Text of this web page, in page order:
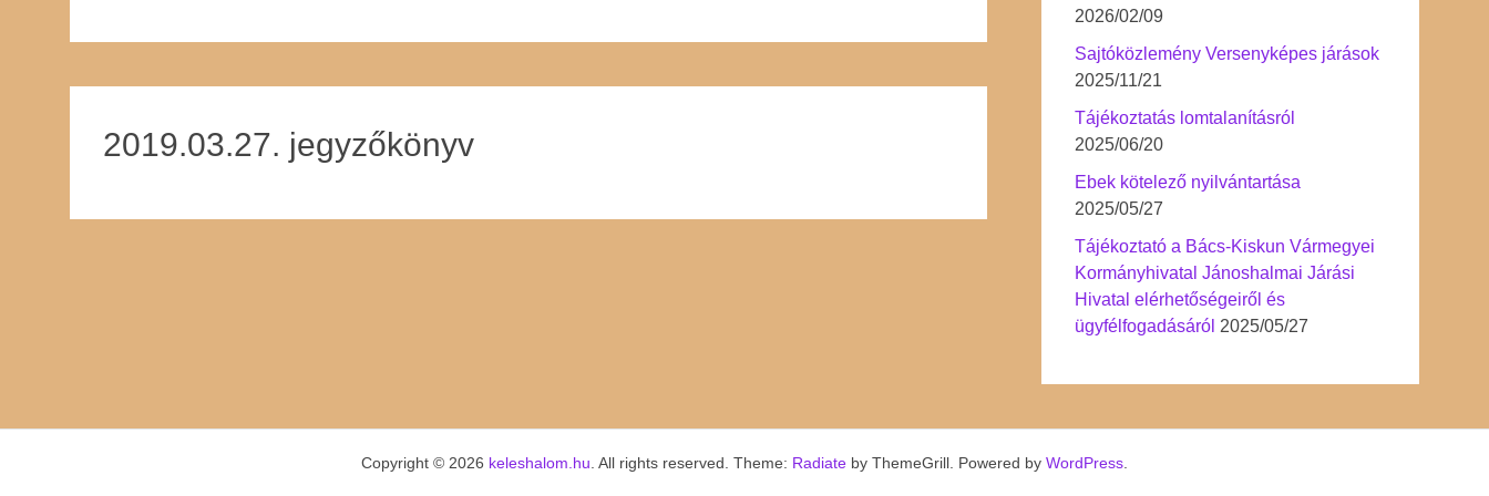
2019.03.27. jegyzőkönyv
2026/02/09
Sajtóközlemény Versenyképes járások
2025/11/21
Tájékoztatás lomtalanításról
2025/06/20
Ebek kötelező nyilvántartása
2025/05/27
Tájékoztató a Bács-Kiskun Vármegyei
Kormányhivatal Jánoshalmai Járási
Hivatal elérhetőségeiről és
ügyfélfogadásáról 2025/05/27
Copyright © 2026 keleshalom.hu . All rights reserved. Theme: Radiate by ThemeGrill. Powered by WordPress